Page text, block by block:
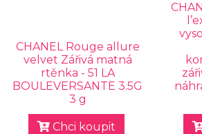
CHANEL Rouge allure
velvet Zářivá matná
rtěnka - 51 LA
BOULEVERSANTE 3.5G
3 g
Chci koupit